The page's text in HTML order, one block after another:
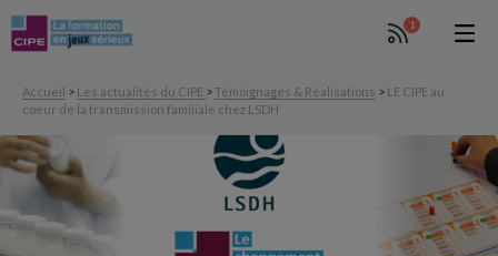
1
Accueil > Les actualités du CIPE > Témoignages & Réalisations > LE CIPE au
coeur de la transmission familiale chez LSDH